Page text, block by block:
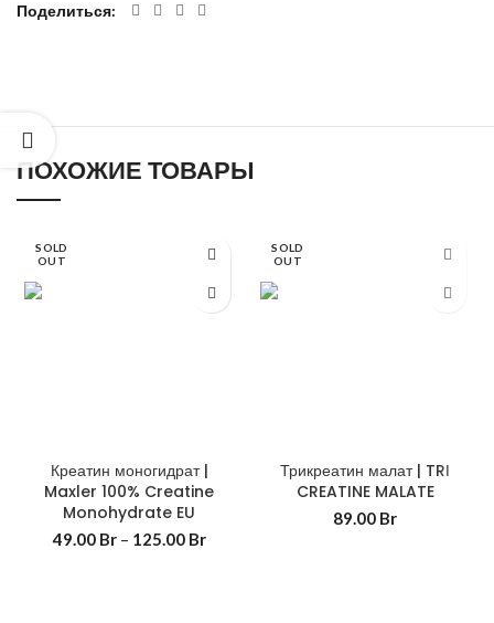
Поделиться
ПОХОЖИЕ ТОВАРЫ
SOLD
OUT
Креатин моногидрат |
Maxler 100% Creatine
Monohydrate EU
49.00 Br– 125.00 Br
SOLD
OUT
Трикреатин малат | TRI
CREATINE MALATE
89.00 Br